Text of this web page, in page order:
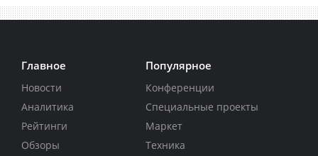
Главное
Новости
Аналитика
Рейтинги
Обзоры
Популярное
Конференции
Специальные проекты
Маркет
Техника